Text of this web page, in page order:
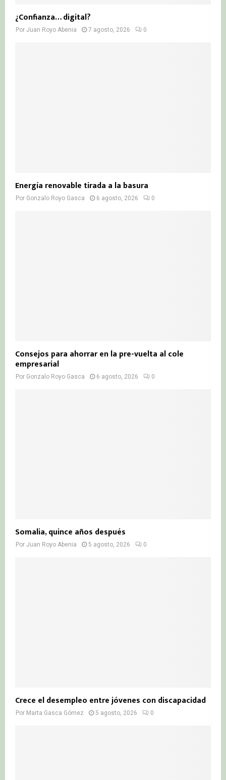
¿Confianza… digital?
Por Juan Royo Abenia 7 agosto, 2026 0
Energía renovable tirada a la basura
Por Gonzalo Royo Gasca 6 agosto, 2026 0
Consejos para ahorrar en la pre-vuelta al cole
empresarial
Por Gonzalo Royo Gasca 6 agosto, 2026 0
Somalia, quince años después
Por Juan Royo Abenia 5 agosto, 2026 0
Crece el desempleo entre jóvenes con discapacidad
Por Marta Gasca Gómez 5 agosto, 2026 0